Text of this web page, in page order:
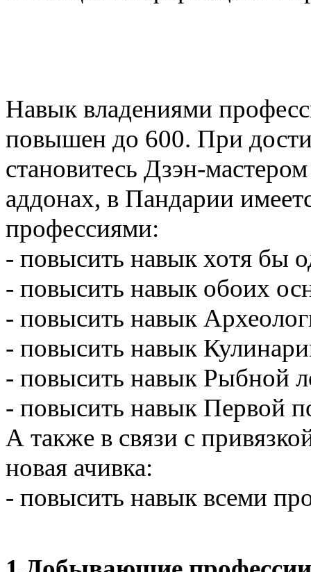
Навык владениями
повышен до 600. При
становитесь Дзэн-
аддонах, в Пандарии
профессиями:
- повысить навык хотя бы
- повысить навык обоих
- повысить навык
- повысить навык
- повысить навык Рыбной
- повысить навык Первой
А также в связи с
новая ачивка:
- повысить навык всеми